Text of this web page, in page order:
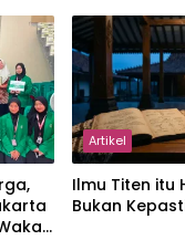
Artikel
Ilmu Titen itu
Bukan